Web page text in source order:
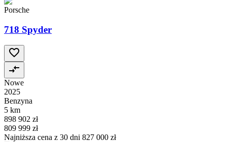
Porsche
718 Spyder
Nowe
2025
Benzyna
5 km
898 902 zł
809 999 zł
Najniższa cena z 30 dni 827 000 zł